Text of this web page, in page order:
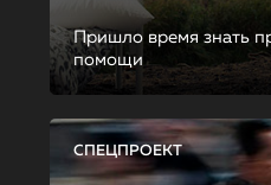
Пришло время знать
помощи
СПЕЦПРОЕКТ